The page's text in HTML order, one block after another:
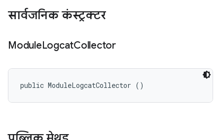
सार्वजनिक कंस्ट्रक्टर
ModuleLogcatCollector
public ModuleLogcatCollector ()